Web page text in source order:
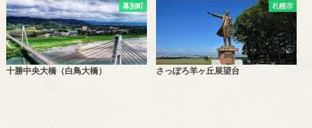
幕別町
十勝中央大橋（白鳥大橋）
札幌市
さっぽろ羊ヶ丘展望台